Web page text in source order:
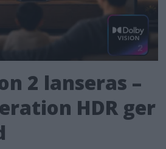
2 lanseras –
HDR ger